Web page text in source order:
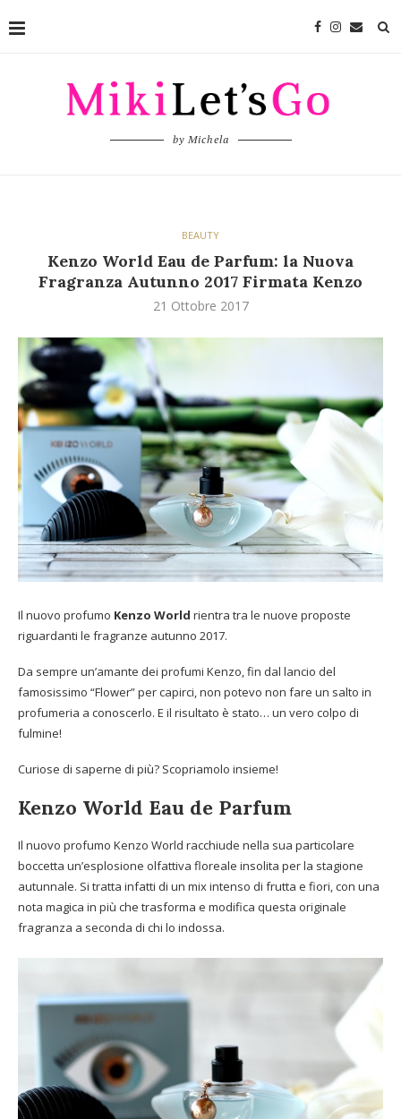
by Michela
BEAUTY
Kenzo World Eau de Parfum: la Nuova
Fragranza Autunno 2017 Firmata Kenzo
21 Ottobre 2017
Il nuovo profumo Kenzo World rientra tra le nuove proposte
riguardanti le fragranze autunno 2017.
Da sempre un’amante dei profumi Kenzo, fin dal lancio del
famosissimo “Flower” per capirci, non potevo non fare un salto in
profumeria a conoscerlo. E il risultato è stato… un vero colpo di
fulmine!
Curiose di saperne di più? Scopriamolo insieme!
Kenzo World Eau de Parfum
Il nuovo profumo Kenzo World racchiude nella sua particolare
boccetta un’esplosione olfattiva floreale insolita per la stagione
autunnale. Si tratta infatti di un mix intenso di frutta e fiori, con una
nota magica in più che trasforma e modifica questa originale
fragranza a seconda di chi lo indossa.